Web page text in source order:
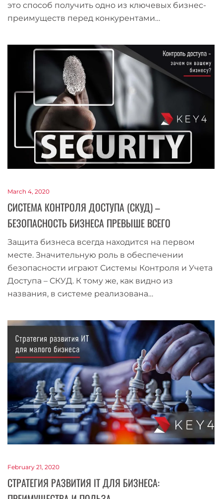
это способ получить одно из ключевых бизнес-
преимуществ перед конкурентами…
March 4, 2020
CИСТЕМА КОНТРОЛЯ ДОСТУПА (СКУД) –
БЕЗОПАСНОСТЬ БИЗНЕСА ПРЕВЫШЕ ВСЕГО
Защита бизнеса всегда находится на первом
месте. Значительную роль в обеспечении
безопасности играют Системы Контроля и Учета
Доступа – СКУД. К тому же, как видно из
названия, в системе реализована…
February 21, 2020
СТРАТЕГИЯ РАЗВИТИЯ IT ДЛЯ БИЗНЕСА: